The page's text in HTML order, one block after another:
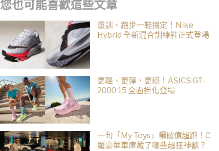
您也可能喜歡這些文章
重訓、跑步一鞋搞定！Nike
Hybrid 全新混合訓練鞋正式登場
更輕、更彈、更穩！ASICS GT-
2000 15 全面進化登場
一句「My Toys」曬破億超跑！C
羅豪華車庫藏了哪些超狂神獸？